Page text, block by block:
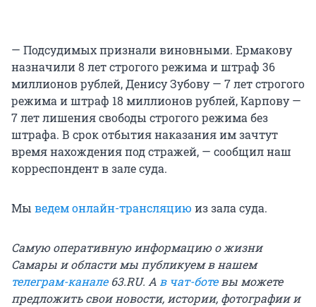
— Подсудимых признали виновными. Ермакову
назначили 8 лет строгого режима и штраф 36
миллионов рублей, Денису Зубову — 7 лет строгого
режима и штраф 18 миллионов рублей, Карпову —
7 лет лишения свободы строгого режима без
штрафа. В срок отбытия наказания им зачтут
время нахождения под стражей, — сообщил наш
корреспондент в зале суда.
Мы ведем онлайн-трансляцию из зала суда.
Самую оперативную информацию о жизни
Самары и области мы публикуем в нашем
телеграм-канале63.RU. Ав чат-ботевы можете
предложить свои новости, истории, фотографии и